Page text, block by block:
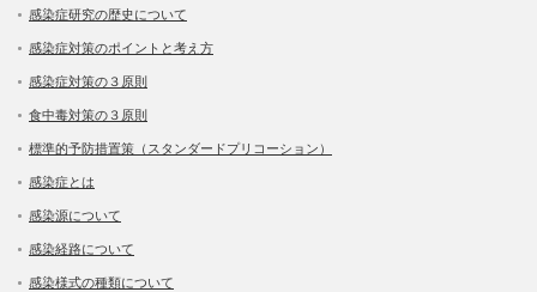
感染症研究の歴史について
感染症対策のポイントと考え方
感染症対策の３原則
食中毒対策の３原則
標準的予防措置策（スタンダードプリコーション）
感染症とは
感染源について
感染経路について
感染様式の種類について